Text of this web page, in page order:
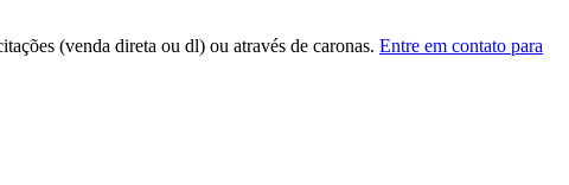
(venda direta ou dl) ou através de caronas. Entre em contato para